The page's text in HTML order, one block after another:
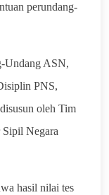
perundang-
Undang ASN,
PNS,
oleh Tim
Sipil Negara
hasil nilai tes